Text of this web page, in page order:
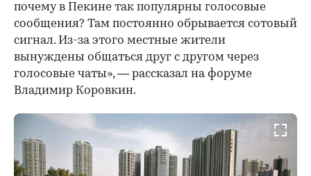
почему в Пекине так популярны голосовые
сообщения? Там постоянно обрывается сотовый
сигнал. Из-за этого местные жители
вынуждены общаться друг с другом через
голосовые чаты», — рассказал на форуме
Владимир Коровкин.